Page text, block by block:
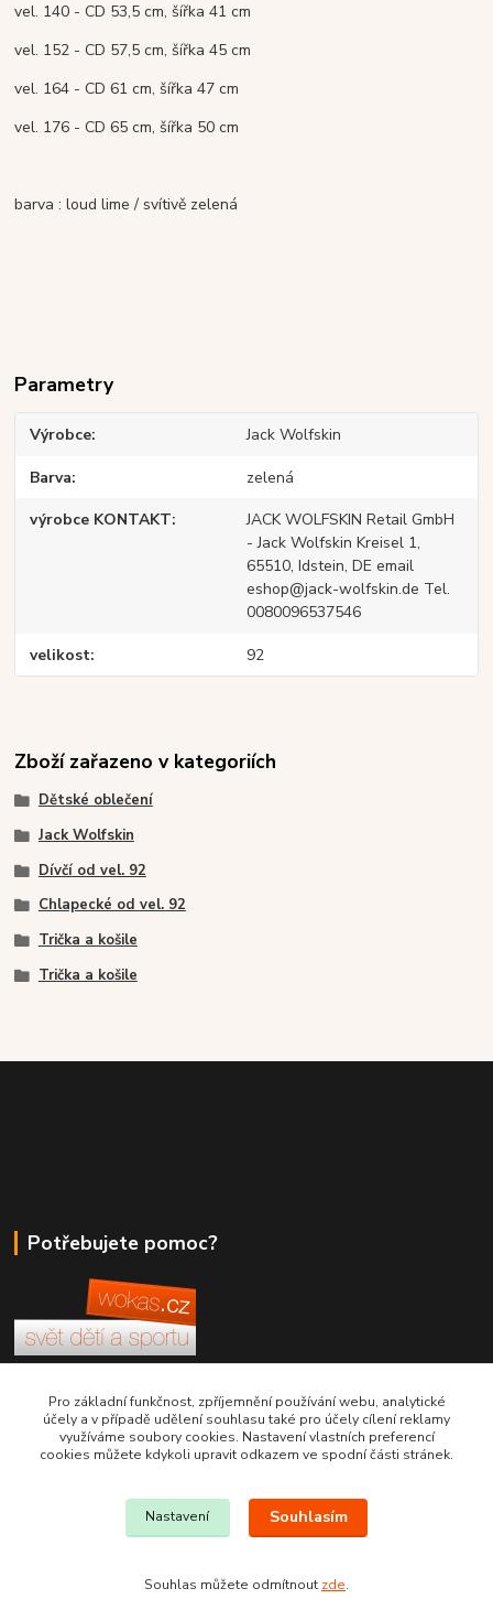
vel. 140 - CD 53,5 cm, šířka 41 cm
vel. 152 - CD 57,5 cm, šířka 45 cm
vel. 164 - CD 61 cm, šířka 47 cm
vel. 176 - CD 65 cm, šířka 50 cm
barva : loud lime / svítivě zelená
Parametry
Výrobce Jack Wolfskin
Barva zelená
výrobce KONTAKT
JACK WOLFSKIN Retail GmbH
- Jack Wolfskin Kreisel 1,
65510, Idstein, DE email
eshop@jack-wolfskin.de Tel.
0080096537546
velikost 92
Zboží zařazeno v kategoriích
Dětské oblečení
Jack Wolfskin
Dívčí od vel. 92
Chlapecké od vel. 92
Trička a košile
Trička a košile
Potřebujete pomoc?
+420 380 830 198
wokas.online@yahoo.cz
Pro základní funkčnost, zpříjemnění používání webu, analytické
účely a v případě udělení souhlasu také pro účely cílení reklamy
využíváme soubory cookies. Nastavení vlastních preferencí
cookies můžete kdykoli upravit odkazem ve spodní části stránek.
Nastavení Souhlasím
Souhlas můžete odmítnout zde.